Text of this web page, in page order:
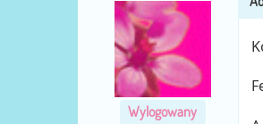
Wylogowany